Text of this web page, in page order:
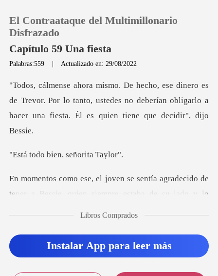
Recargar
Historia
Salir
El Contraataque del Multimillonario
Disfrazado
Capítulo 59 Una fiesta
Palabras:559 | Actualizado en: 29/08/2022
revor. Por lo tanto, ustedes no deberían obligarlo a
hacer
bien, señor
adecido de
tener a Bessie, quien siempre est
Libros Comprados
Instalar App para leer más